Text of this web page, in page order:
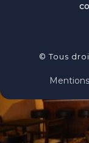
© Tous